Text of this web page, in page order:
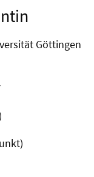
Göttingen